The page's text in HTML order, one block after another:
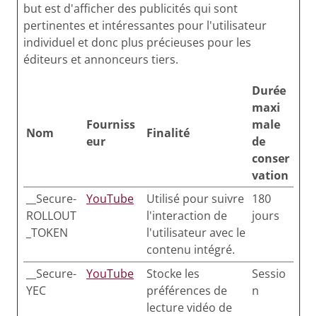
but est d'afficher des publicités qui sont
pertinentes et intéressantes pour l'utilisateur
individuel et donc plus précieuses pour les
éditeurs et annonceurs tiers.
Nom
Fourniss
eur
Finalité
Durée
maxi
male
de
conser
vation
__Secure-
ROLLOUT
_TOKEN
YouTube
Utilisé pour suivre
l'interaction de
l'utilisateur avec le
contenu intégré.
180
jours
__Secure-
YEC
YouTube
Stocke les
préférences de
lecture vidéo de
Sessio
n